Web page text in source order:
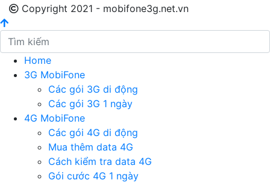
Copyright 2021 - mobifone3g.net.vn
Home
3G MobiFone
Các gói 3G di động
Các gói 3G 1 ngày
4G MobiFone
Các gói 4G di động
Mua thêm data 4G
Cách kiểm tra data 4G
Gói cước 4G 1 ngày